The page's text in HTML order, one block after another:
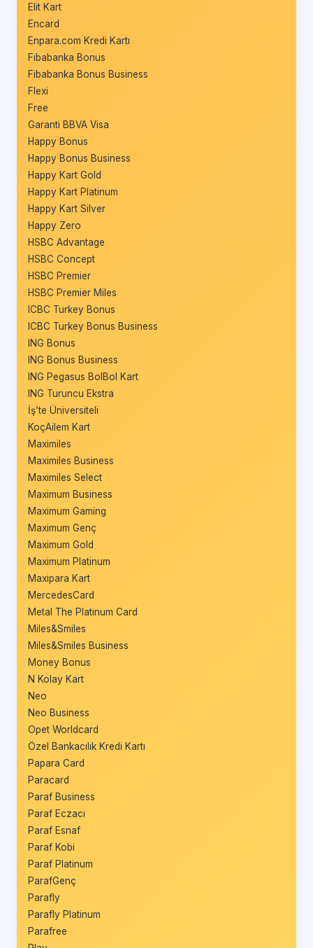
Elit Kart
Encard
Enpara.com Kredi Kartı
Fibabanka Bonus
Fibabanka Bonus Business
Flexi
Free
Garanti BBVA Visa
Happy Bonus
Happy Bonus Business
Happy Kart Gold
Happy Kart Platinum
Happy Kart Silver
Happy Zero
HSBC Advantage
HSBC Concept
HSBC Premier
HSBC Premier Miles
ICBC Turkey Bonus
ICBC Turkey Bonus Business
ING Bonus
ING Bonus Business
ING Pegasus BolBol Kart
ING Turuncu Ekstra
İş’te Üniversiteli
KoçAilem Kart
Maximiles
Maximiles Business
Maximiles Select
Maximum Business
Maximum Gaming
Maximum Genç
Maximum Gold
Maximum Platinum
Maxipara Kart
MercedesCard
Metal The Platinum Card
Miles&Smiles
Miles&Smiles Business
Money Bonus
N Kolay Kart
Neo
Neo Business
Opet Worldcard
Özel Bankacılık Kredi Kartı
Papara Card
Paracard
Paraf Business
Paraf Eczacı
Paraf Esnaf
Paraf Kobi
Paraf Platinum
ParafGenç
Parafly
Parafly Platinum
Parafree